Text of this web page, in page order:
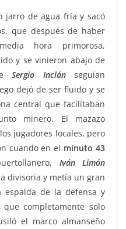
jarro de agua fría y sacó
que después de haber
hora primorosa,
y se vinieron abajo de
Sergio Inclánseguían
dejó de ser fluido y se
central que facilitaban
minero. El mazazo
jugadores locales, pero
cuando en el minuto 43
Iván
Limón
divisoria y metía un gran
espalda de la defensa y
que completamente solo
el marco almanseño